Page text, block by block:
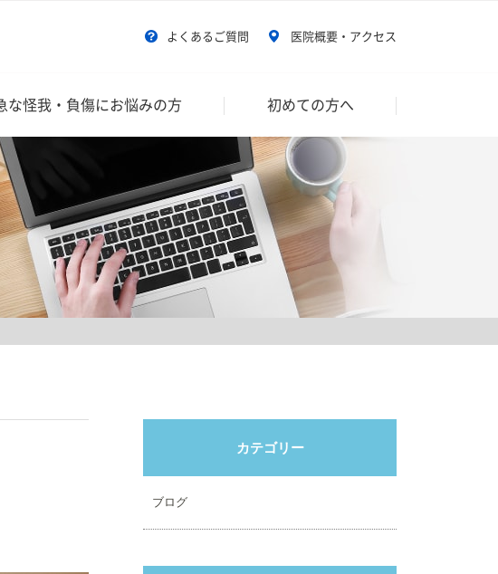
よくあるご質問 医院概要・アクセス
な怪我・負傷にお悩みの方 初めての方へ
カテゴリー
ブログ